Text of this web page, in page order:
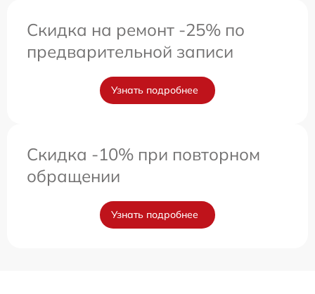
Скидка на ремонт -25% по
предварительной записи
Узнать подробнее
Скидка -10% при повторном
обращении
Узнать подробнее